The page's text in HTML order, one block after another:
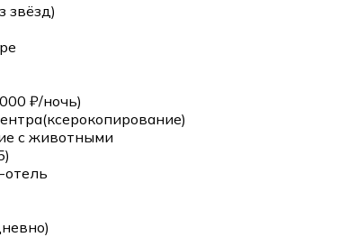
звёзд)
₽/ночь)
с животными